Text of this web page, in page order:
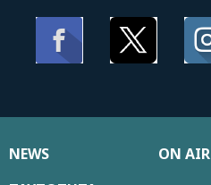
NEWS ON AIR